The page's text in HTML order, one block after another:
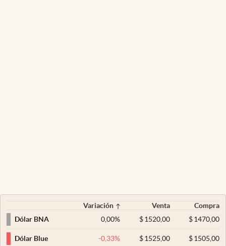
Variación Venta
Compra
Dólar BNA
0,00% $ 1520,00 $1470,00
Dólar Blue -0,33% $ 1525,00 $1505,00